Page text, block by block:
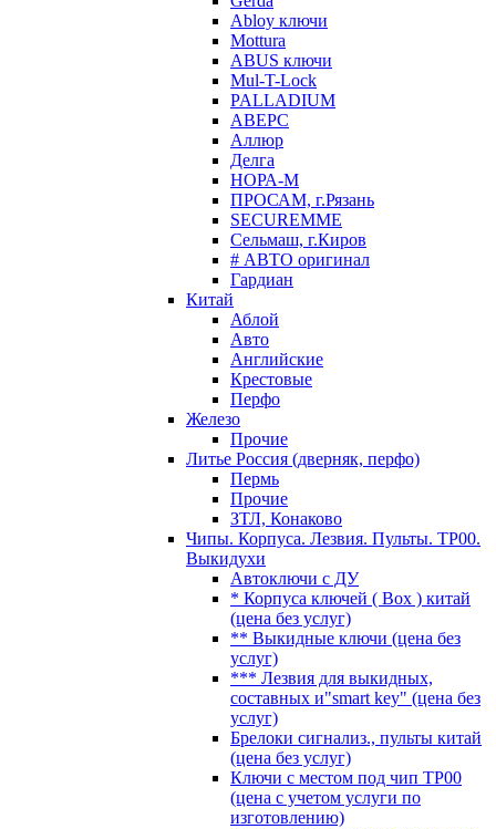
Abloy ключи
Mottura
ABUS ключи
Mul-T-Lock
PALLADIUM
АВЕРС
Аллюр
Делга
НОРА-М
ПРОСАМ, г.Рязань
SECUREMME
Сельмаш, г.Киров
# АВТО оригинал
Гардиан
Китай
Аблой
Авто
Английские
Крестовые
Перфо
Железо
Прочие
Литье Россия (дверняк, перфо)
Пермь
Прочие
ЗТЛ, Конаково
Чипы. Корпуса. Лезвия. Пульты. TP00.
Выкидухи
Автоключи с ДУ
* Корпуса ключей ( Box ) китай
(цена без услуг)
** Выкидные ключи (цена без
услуг)
*** Лезвия для выкидных,
составных и"smart key" (цена без
услуг)
Брелоки сигнализ., пульты китай
(цена без услуг)
Ключи с местом под чип TP00
(цена с учетом услуги по
изготовлению)